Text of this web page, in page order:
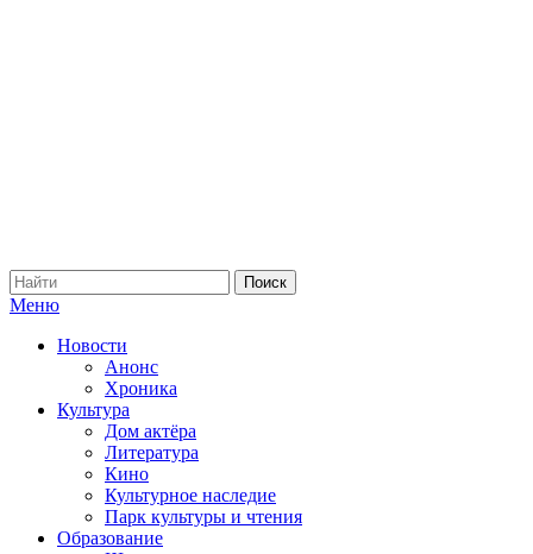
Меню
Новости
Анонс
Хроника
Культура
Дом актёра
Литература
Кино
Культурное наследие
Парк культуры и чтения
Образование